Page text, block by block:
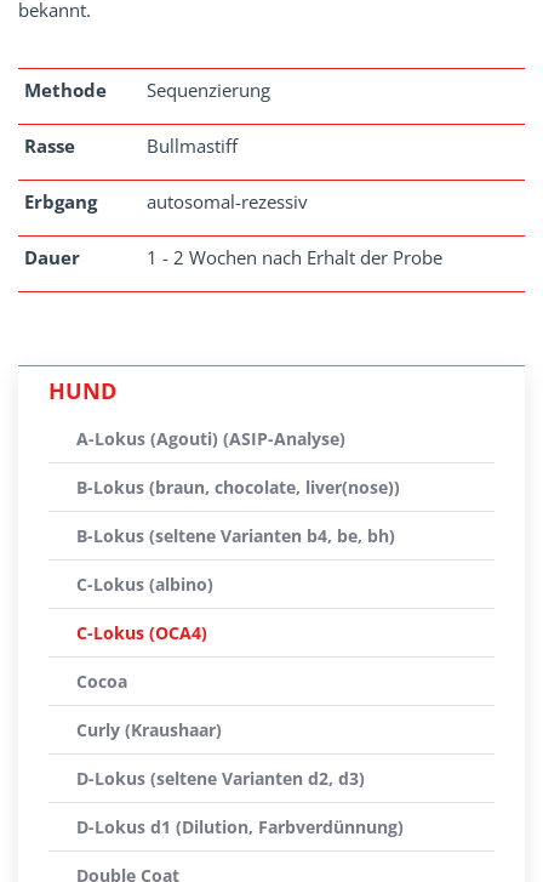
bekannt.
Methode Sequenzierung
Rasse Bullmastiff
Erbgang autosomal-rezessiv
Dauer 1 - 2 Wochen nach Erhalt der Probe
HUND
A-Lokus (Agouti) (ASIP-Analyse)
B-Lokus (braun, chocolate, liver(nose))
B-Lokus (seltene Varianten b4, be, bh)
C-Lokus (albino)
C-Lokus (OCA4)
Cocoa
Curly (Kraushaar)
D-Lokus (seltene Varianten d2, d3)
D-Lokus d1 (Dilution, Farbverdünnung)
Double Coat